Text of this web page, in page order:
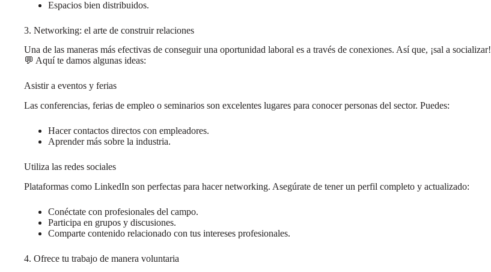
Espacios bien distribuidos.
3. Networking: el arte de construir relaciones
Una de las maneras más efectivas de conseguir una oportunidad laboral es a través de conexiones. Así que, ¡sal a socializar!
💬 Aquí te damos algunas ideas:
Asistir a eventos y ferias
Las conferencias, ferias de empleo o seminarios son excelentes lugares para conocer personas del sector. Puedes:
Hacer contactos directos con empleadores.
Aprender más sobre la industria.
Utiliza las redes sociales
Plataformas como LinkedIn son perfectas para hacer networking. Asegúrate de tener un perfil completo y actualizado:
Conéctate con profesionales del campo.
Participa en grupos y discusiones.
Comparte contenido relacionado con tus intereses profesionales.
4. Ofrece tu trabajo de manera voluntaria